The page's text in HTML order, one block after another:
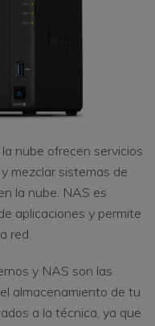
nube ofrecen servicios
mezclar sistemas de
la nube. NAS es
aplicaciones y permite
red.
y NAS son las
almacenamiento de tu
a la técnica, ya que